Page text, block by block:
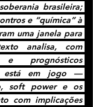
brasileira;
e “química” à
uma janela para
analisa, com
prognósticos
está em jogo —
soft power e os
com implicações